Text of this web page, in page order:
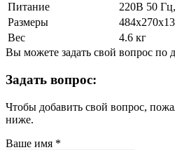
Питание
220В 50
Размеры
Вес
4.6 кг
Вы можете задать свой вопрос по
Задать вопрос:
Чтобы добавить свой вопрос,
ниже.
Ваше имя *